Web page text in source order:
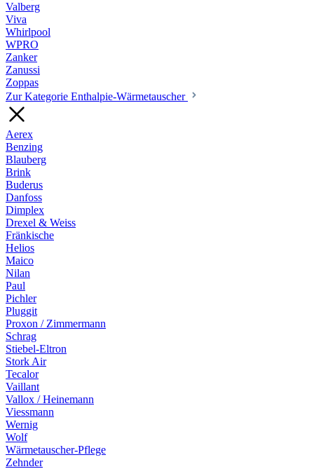
Valberg
Viva
Whirlpool
WPRO
Zanker
Zanussi
Zoppas
Zur Kategorie Enthalpie-Wärmetauscher
Aerex
Benzing
Blauberg
Brink
Buderus
Danfoss
Dimplex
Drexel & Weiss
Fränkische
Helios
Maico
Nilan
Paul
Pichler
Pluggit
Proxon / Zimmermann
Schrag
Stiebel-Eltron
Stork Air
Tecalor
Vaillant
Vallox / Heinemann
Viessmann
Wernig
Wolf
Wärmetauscher-Pflege
Zehnder